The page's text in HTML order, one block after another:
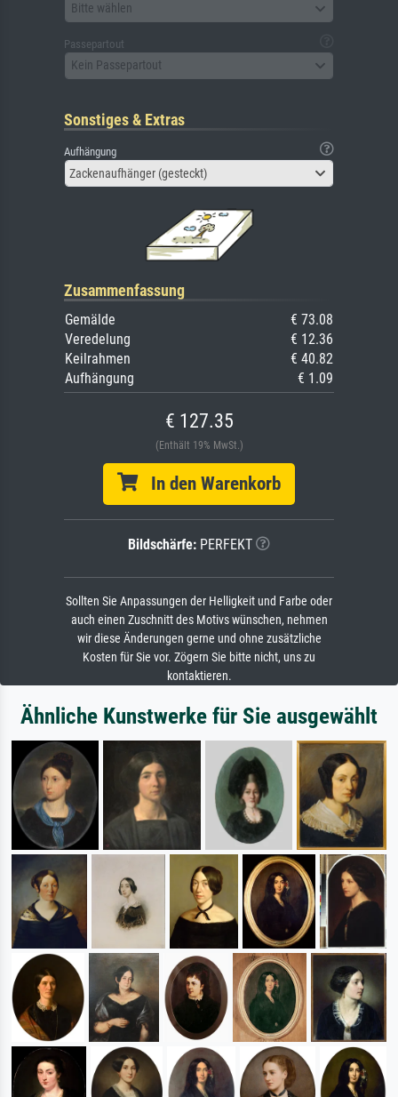
Bitte wählen
Passepartout
Kein Passepartout
Sonstiges & Extras
Aufhängung
Zackenaufhänger (gesteckt)
Zusammenfassung
Gemälde
€ 73.08
Veredelung
€ 12.36
Keilrahmen
€ 40.82
Aufhängung
€ 1.09
€ 127.35
(Enthält 19% MwSt.)
In den Warenkorb
Bildschärfe: PERFEKT
Sollten Sie Anpassungen der Helligkeit und Farbe oder
auch einen Zuschnitt des Motivs wünschen, nehmen
wir diese Änderungen gerne und ohne zusätzliche
Kosten für Sie vor. Zögern Sie bitte nicht, uns zu
kontaktieren.
Ähnliche Kunstwerke für Sie ausgewählt